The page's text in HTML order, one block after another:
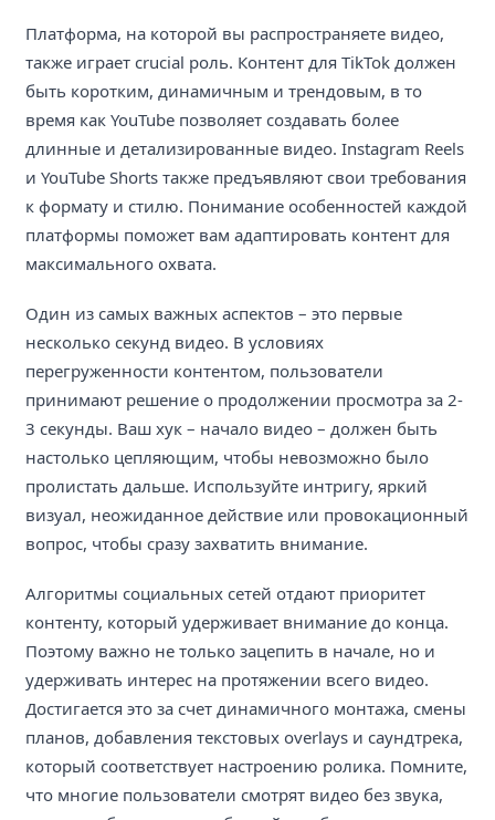
Платформа, на которой вы распространяете видео,
также играет crucial роль. Контент для TikTok должен
быть коротким, динамичным и трендовым, в то
время как YouTube позволяет создавать более
длинные и детализированные видео. Instagram Reels
и YouTube Shorts также предъявляют свои требования
к формату и стилю. Понимание особенностей каждой
платформы поможет вам адаптировать контент для
максимального охвата.
Один из самых важных аспектов – это первые
несколько секунд видео. В условиях
перегруженности контентом, пользователи
принимают решение о продолжении просмотра за 2-
3 секунды. Ваш хук – начало видео – должен быть
настолько цепляющим, чтобы невозможно было
пролистать дальше. Используйте интригу, яркий
визуал, неожиданное действие или провокационный
вопрос, чтобы сразу захватить внимание.
Алгоритмы социальных сетей отдают приоритет
контенту, который удерживает внимание до конца.
Поэтому важно не только зацепить в начале, но и
удерживать интерес на протяжении всего видео.
Достигается это за счет динамичного монтажа, смены
планов, добавления текстовых overlays и саундтрека,
который соответствует настроению ролика. Помните,
что многие пользователи смотрят видео без звука,